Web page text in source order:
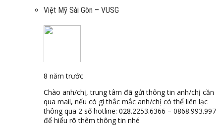
Việt Mỹ Sài Gòn – VUSG
8 năm trước
Chào anh/chị, trung tâm đã gửi thông tin anh/chị cần
qua mail, nếu có gì thắc mắc anh/chị có thể liên lạc
thông qua 2 số hotline: 028.2253.6366 – 0868.993.997
để hiểu rõ thêm thông tin nhé